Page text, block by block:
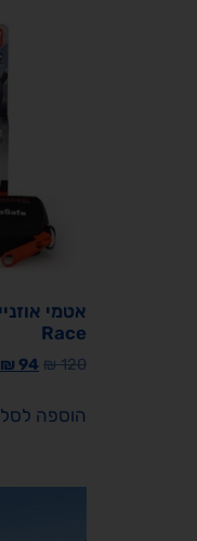
Race
₪120
₪ 94
הוספה לסל